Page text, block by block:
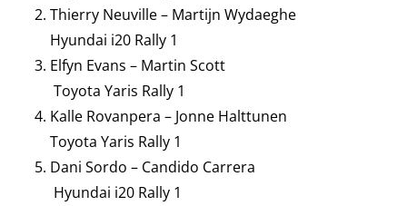
Thierry Neuville – Martijn Wydaeghe
Hyundai i20 Rally 1
Elfyn Evans – Martin Scott
Toyota Yaris Rally 1
Kalle Rovanpera – Jonne Halttunen
Toyota Yaris Rally 1
Dani Sordo – Candido Carrera
Hyundai i20 Rally 1